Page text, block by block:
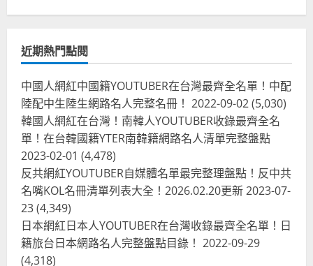
近期熱門點閱
中國人網紅中國籍YOUTUBER在台灣最齊全名單！中配
陸配中生陸生網路名人完整名冊！ 2022-09-02(5,030)
韓國人網紅在台灣！南韓人YOUTUBER收錄最齊全名
單！在台韓國籍YTER南韓籍網路名人清單完整盤點
2023-02-01 (4,478)
反共網紅YOUTUBER自媒體名單最完整理盤點！反中共
名嘴KOL名冊清單列表大全！2026.02.20更新2023-07-
23(4,349)
日本網紅日本人YOUTUBER在台灣收錄最齊全名單！日
籍旅台日本網路名人完整盤點目錄！ 2022-09-29
(4,318)